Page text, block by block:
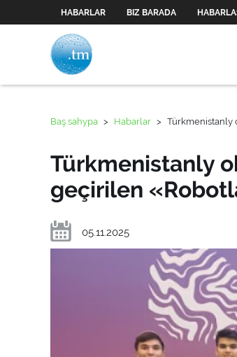
HABARLAR BIZ BARADA
Baş sahypa > Habarlar > Türkmenistanly
Türkmenistanly
geçirilen
05.11.2025